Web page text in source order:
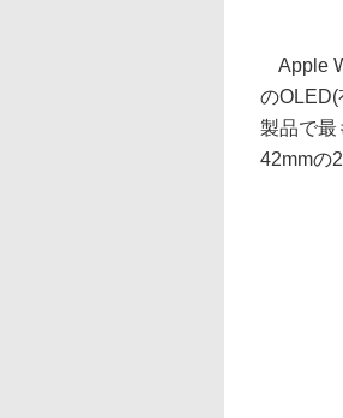
Apple
の
製品で最
42mmの2